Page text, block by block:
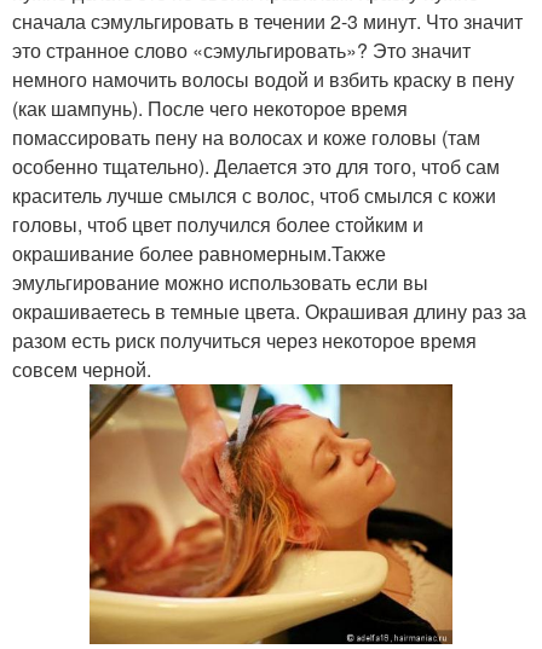
сначала сэмульгировать в течении 2-3 минут. Что значит
это странное слово «сэмульгировать»? Это значит
немного намочить волосы водой и взбить краску в пену
(как шампунь). После чего некоторое время
помассировать пену на волосах и коже головы (там
особенно тщательно). Делается это для того, чтоб сам
краситель лучше смылся с волос, чтоб смылся с кожи
головы, чтоб цвет получился более стойким и
окрашивание более равномерным.Также
эмульгирование можно использовать если вы
окрашиваетесь в темные цвета. Окрашивая длину раз за
разом есть риск получиться через некоторое время
совсем черной.